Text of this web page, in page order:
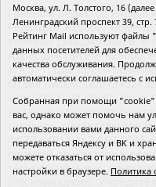
Главный редактор Рябков
Редакция: 625002,
телефон (3452)49-00-18, e-
Адрес для писем: 625000,
а/я 371. Для пресс-
Отдел писем: тел. (3452)
тел. (3452) 39-90-51.
издание «Интернет-
сегодня»,
ФС77-64918 от 24.02.2016
службой по надзору в
технологий и массовых
(Роскомнадзор).
Москва, ул. Л. Толстого, 16
Ленинградский проспект 39,
Рейтинг Mail используют файлы
данных посетителей для
качества обслуживания.
автоматически соглашаетесь с
Собранная при помощи
вас, однако может помочь нам
использовании вами данного
передаваться Яндексу и ВК и
можете отказаться от
настройки в браузере. Политика